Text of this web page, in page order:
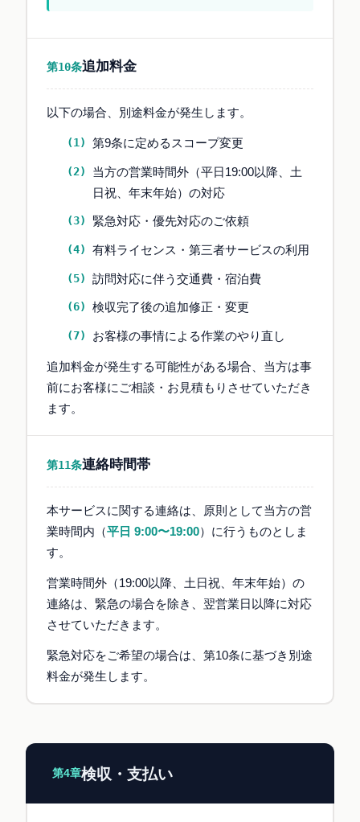
第10条追加料金
以下の場合、別途料金が発生します。
第9条に定めるスコープ変更
当方の営業時間外（平日19:00以降、土
日祝、年末年始）の対応
緊急対応・優先対応のご依頼
有料ライセンス・第三者サービスの利用
訪問対応に伴う交通費・宿泊費
検収完了後の追加修正・変更
お客様の事情による作業のやり直し
追加料金が発生する可能性がある場合、当方は事
前にお客様にご相談・お見積もりさせていただき
ます。
第11条連絡時間帯
本サービスに関する連絡は、原則として当方の営
業時間内（平日 9:00〜19:00）に行うものとしま
す。
営業時間外（19:00以降、土日祝、年末年始）の
連絡は、緊急の場合を除き、翌営業日以降に対応
させていただきます。
緊急対応をご希望の場合は、第10条に基づき別途
料金が発生します。
第4章検収・支払い